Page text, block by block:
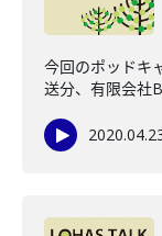
今回のポッドキ
送分、有限会社